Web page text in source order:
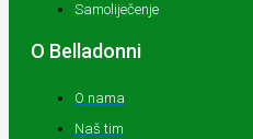
Samoliječenje
O Belladonni
O nama
Naš tim